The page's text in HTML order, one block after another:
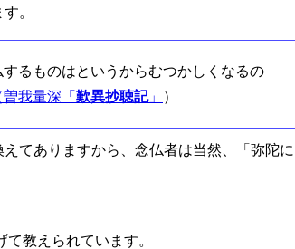
。
るものはというからむつかしくなるの
曽我量深「 歎異抄聴記」 ）
てありますから、念仏者は当然、「弥陀に
教えられています。